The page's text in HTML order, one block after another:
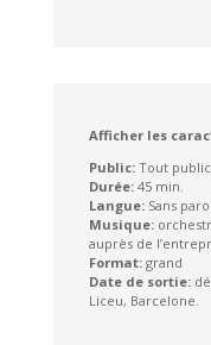
Afficher les
Public:Tout public
Durée: 45 min.
Langue:Sans
Musique:
auprès de
Format:grand
Date de sortie:
Liceu, Barcelone.